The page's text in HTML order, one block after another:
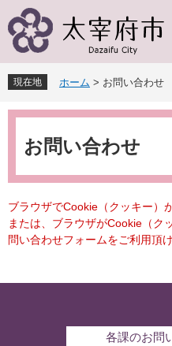
ー
先
頭
で
ニ
を
飛
ば
現在地 ホーム > お問い合わせ
本
お問い合わせ
ブラウザでCookie（クッキー）
または、ブラウザがCookie（ク
問い合わせフォームをご利用頂け
各課のお問